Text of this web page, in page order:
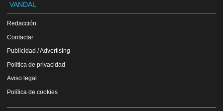
VANDAL
Redacción
Contactar
Publicidad / Advertising
Política de privacidad
Aviso legal
Política de cookies